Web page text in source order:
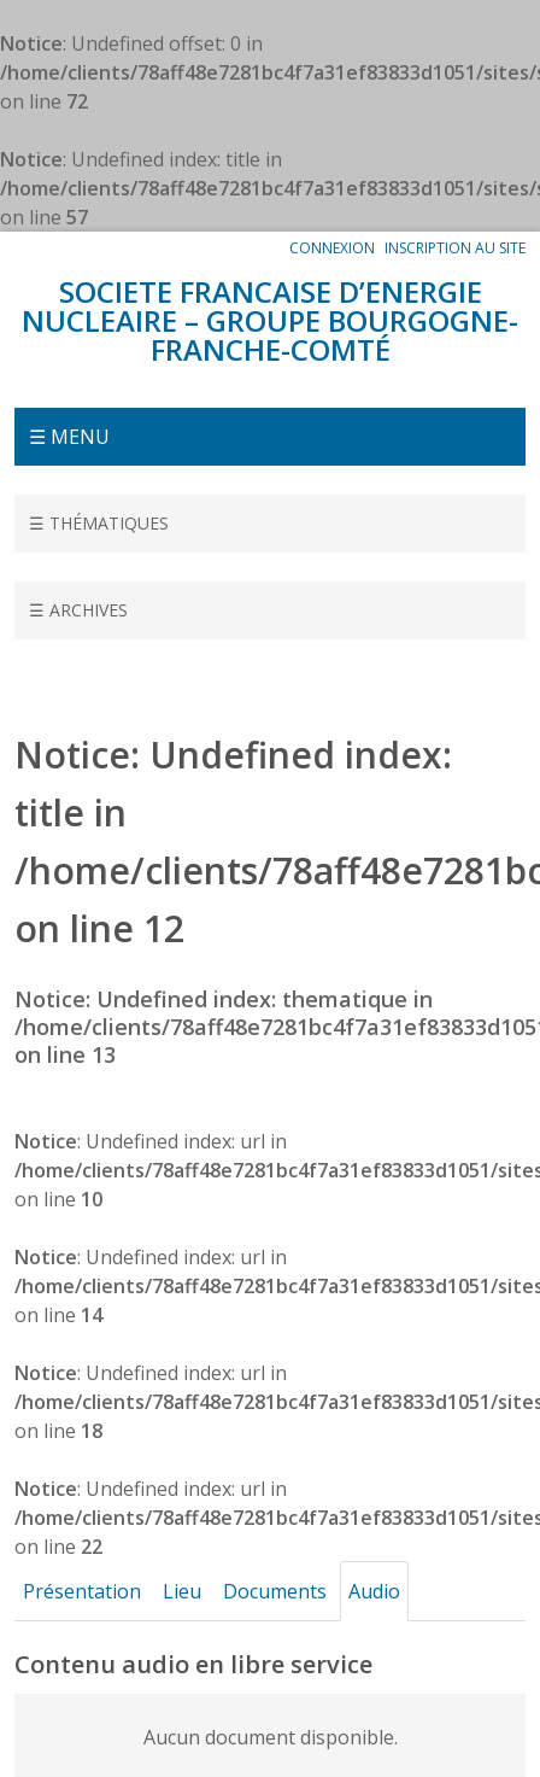
Notice: Undefined offset: 0 in
/home/clients/78aff48e7281bc4f7a31ef83833d1051/
on line 72
Notice: Undefined index: title in
/home/clients/78aff48e7281bc4f7a31ef83833d1051/
on line 57
CONNEXION INSCRIPTION AU SITE
SOCIETE FRANCAISE D’ENERGIE
NUCLEAIRE – GROUPE BOURGOGNE-
FRANCHE-COMTÉ
Menu
☰ MENU
☰ THÉMATIQUES
☰ ARCHIVES
Notice: Undefined index:
title in
/home/clients/
on line 12
Notice: Undefined index: thematique in
/home/clients/
on line 13
Notice: Undefined index: url in
/home/clients/78aff48e7281bc4f7a31ef83833d1051/
on line 10
Notice: Undefined index: url in
/home/clients/78aff48e7281bc4f7a31ef83833d1051/
on line 14
Notice: Undefined index: url in
/home/clients/78aff48e7281bc4f7a31ef83833d1051/
on line 18
Notice: Undefined index: url in
/home/clients/78aff48e7281bc4f7a31ef83833d1051/
on line 22
Présentation
Lieu Documents Audio
Contenu audio en libre service
Aucun document disponible.